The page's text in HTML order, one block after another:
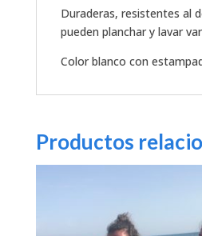
Duraderas, resistentes al
pueden planchar y lavar
Color blanco con
Productos